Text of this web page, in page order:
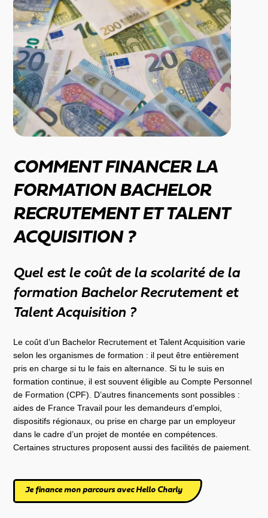
COMMENT FINANCER LA
FORMATION BACHELOR
RECRUTEMENT ET TALENT
ACQUISITION ?
Quel est le coût de la scolarité de la
formation Bachelor Recrutement et
Talent Acquisition ?
Le coût d’un Bachelor Recrutement et Talent Acquisition varie
selon les organismes de formation : il peut être entièrement
pris en charge si tu le fais en alternance. Si tu le suis en
formation continue, il est souvent éligible au Compte Personnel
de Formation (CPF). D’autres financements sont possibles :
aides de France Travail pour les demandeurs d’emploi,
dispositifs régionaux, ou prise en charge par un employeur
dans le cadre d’un projet de montée en compétences.
Certaines structures proposent aussi des facilités de paiement.
Je finance mon parcours avec Hello Charly